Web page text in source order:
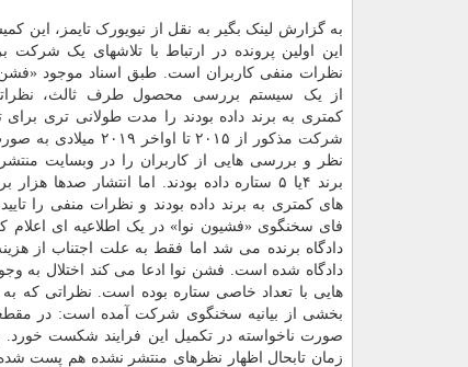
به گزارش لینک بگیر به نقل از نیویورک تایمز، این
این اولین پرونده در ارتباط با تلاشهای یک شرکت
نظرات منفی کاربران است. طبق اسناد موجود «فشن
از یک سیستم بررسی محصول طرف ثالث،
کمتری به برند داده بودند را مدت طولانی تری برای
شرکت مذکور از ۲۰۱۵ تا اواخر
نظر و بررسی هایی از کاربران را در وبسایت
برند ۴یا ۵ ستاره داده بودند. اما انتشار صدها
های کمتری به برند داده بودند و نظرات منفی را
فای سخنگوی «فشیون نوا» در یک اطلاعیه ای اعلام
دادگاه برنده می شد اما فقط به علت اجتناب از
دادگاه شده است. فشن نوا ادعا می کند اختلال به
هایی با تعداد خاصی ستاره بوده است. نظراتی که
بخشی از بیانیه سخنگوی شرکت آمده است: در
زمان تابحال اظهار نظرهای منتشر نشده هم پست